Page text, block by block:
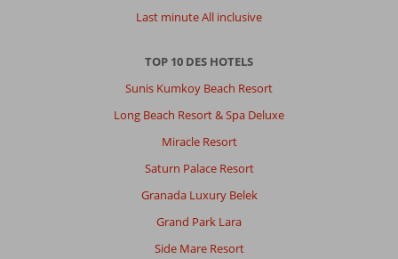
Last minute All inclusive
TOP 10 DES HOTELS
Sunis Kumkoy Beach Resort
Long Beach Resort & Spa Deluxe
Miracle Resort
Saturn Palace Resort
Granada Luxury Belek
Grand Park Lara
Side Mare Resort